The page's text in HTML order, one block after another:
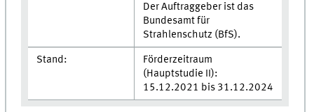
Der Auftraggeber ist das
Bundesamt für
Strahlenschutz (BfS).
Stand:
Förderzeitraum
(Hauptstudie II):
15.12.2021 bis 31.12.2024